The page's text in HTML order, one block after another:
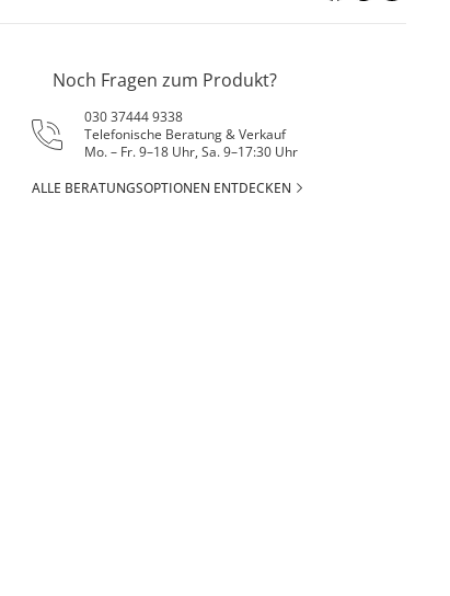
Noch Fragen zum Produkt?
030 37444 9338
Telefonische Beratung & Verkauf
Mo. – Fr. 9–18 Uhr, Sa. 9–17:30 Uhr
ALLE BERATUNGSOPTIONEN ENTDECKEN